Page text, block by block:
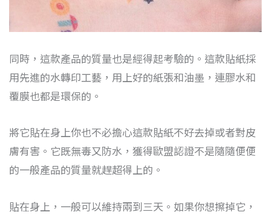
同時，這款產品的質量也是經得起考驗的。這款貼紙採
用先進的水轉印工藝，用上好的紙張和油墨，連膠水和
覆膜也都是環保的。
將它貼在身上你也不必擔心這款貼紙不好去掉或者對皮
膚有害。它既無毒又防水，獲得歐盟認證不是隨隨便便
的一般產品的質量就趕超得上的。
貼在身上，一般可以維持兩到三天。如果你想擦掉它，